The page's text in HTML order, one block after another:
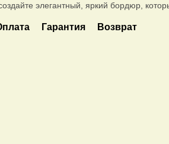
элегантный, яркий бордюр,
Гарантия Возврат